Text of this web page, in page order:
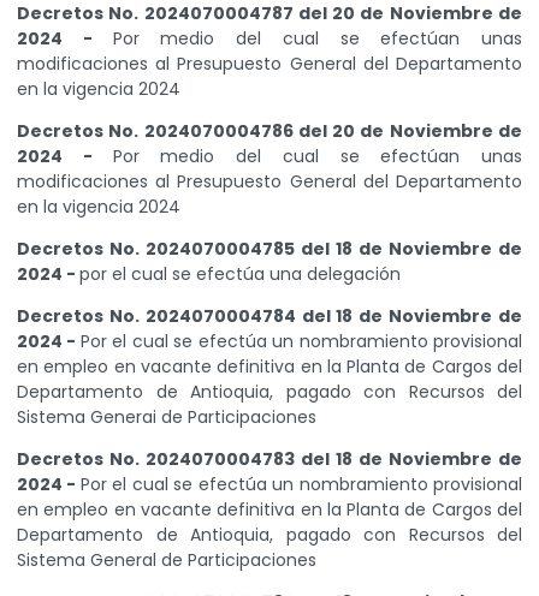
Decretos No. 2024070004787 del 20 de Noviembre de
2024 - Por medio del cual se efectúan unas
modificaciones al Presupuesto General del Departamento
en la vigencia 2024
Decretos No. 2024070004786 del 20 de Noviembre de
2024 - Por medio del cual se efectúan unas
modificaciones al Presupuesto General del Departamento
en la vigencia 2024
Decretos No. 2024070004785 del 18 de Noviembre de
2024 - por el cual se efectúa una delegación
Decretos No. 2024070004784 del 18 de Noviembre de
2024 - Por el cual se efectúa un nombramiento provisional
en empleo en vacante definitiva en la Planta de Cargos del
Departamento de Antioquia, pagado con Recursos del
Sistema Generai de Participaciones
Decretos No. 2024070004783 del 18 de Noviembre de
2024 - Por el cual se efectúa un nombramiento provisional
en empleo en vacante definitiva en la Planta de Cargos del
Departamento de Antioquia, pagado con Recursos del
Sistema General de Participaciones